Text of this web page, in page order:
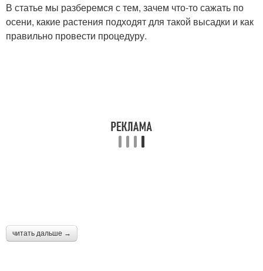
В статье мы разберемся с тем, зачем что-то сажать по
осени, какие растения подходят для такой высадки и как
правильно провести процедуру.
читать дальше →